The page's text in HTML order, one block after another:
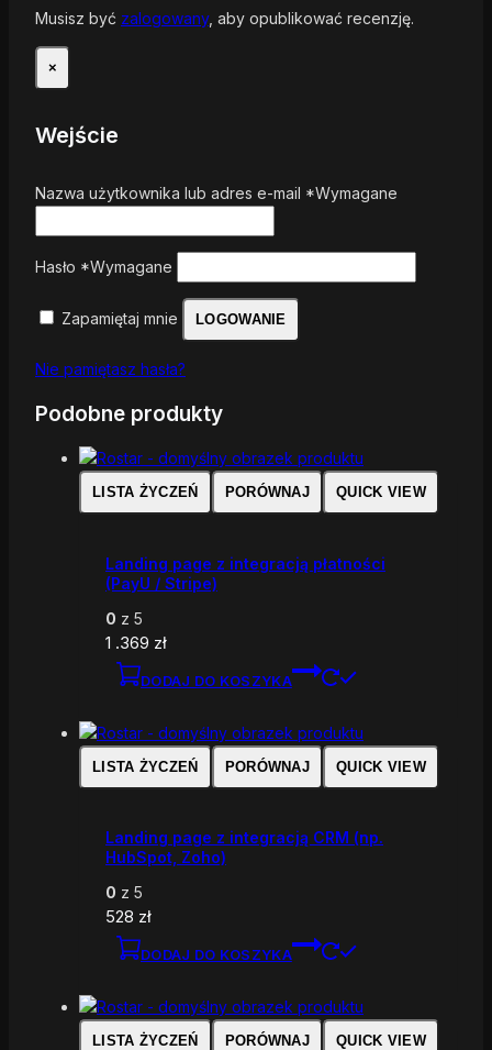
Musisz być zalogowany, aby opublikować recenzję.
×
Wejście
Nazwa użytkownika lub adres e-mail *Wymagane
Hasło *Wymagane
Zapamiętaj mnie LOGOWANIE
Nie pamiętasz hasła?
Podobne produkty
LISTA ŻYCZEŃ PORÓWNAJ QUICK VIEW
Landing page z integracją płatności
(PayU / Stripe)
0 z 5
1 .369 zł
DODAJ DO KOSZYKA
LISTA ŻYCZEŃ PORÓWNAJ QUICK VIEW
Landing page z integracją CRM (np.
HubSpot, Zoho)
0 z 5
528 zł
DODAJ DO KOSZYKA
LISTA ŻYCZEŃ PORÓWNAJ QUICK VIEW